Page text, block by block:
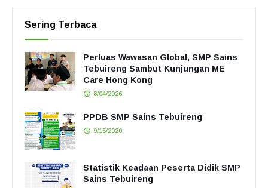
Sering Terbaca
Perluas Wawasan Global, SMP Sains
Tebuireng Sambut Kunjungan ME
Care Hong Kong
8/04/2026
PPDB SMP Sains Tebuireng
9/15/2020
Statistik Keadaan Peserta Didik SMP
Sains Tebuireng